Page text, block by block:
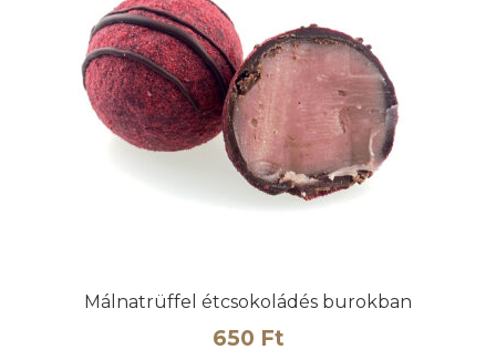
Málnatrüffel étcsokoládés burokban
650 Ft